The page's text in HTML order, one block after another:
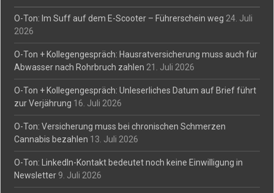
O-Ton: Im Suff auf dem E-Scooter – Führerschein weg 24. Juli
2026
O-Ton + Kollegengespräch: Hausratversicherung muss auch für
Abwasser nach Rohrbruch zahlen 21. Juli 2026
O-Ton + Kollegengespräch: Unleserliches Datum auf Brief führt
zur Verjährung 16. Juli 2026
O-Ton: Versicherung muss bei chronischen Schmerzen
Cannabis bezahlen 13. Juli 2026
O-Ton: LinkedIn-Kontakt bedeutet noch keine Einwilligung in
Newsletter 9. Juli 2026